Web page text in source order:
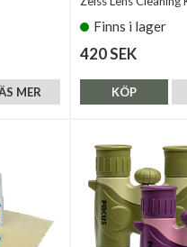
MER
Finns i lager
420 SEK
KÖP